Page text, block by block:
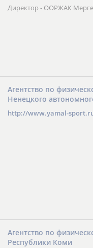
Директор - ООРЖАК
Агентство по
Ненецкого
http://www.yamal-
Агентство по
Республики Коми